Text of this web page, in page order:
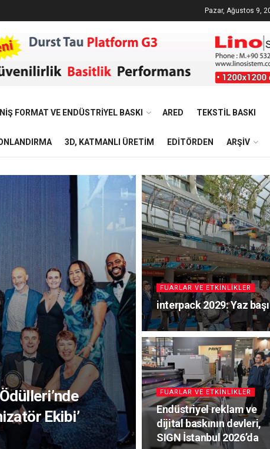
Pazar, Ağustos 9,
FORMAT VE ENDÜSTRIYEL BASKI ARED TEKSTIL BASKI
3D, KATMANLI ÜRETIM EDITÖRDEN ARŞIV
Ekibi’
FUARLAR VE ETKINLIKLER
interpack 2029: Yaz
FUARLAR VE ETKINLIKLER
Endüstriyel reklam ve
dijital baskının devleri,
SIGN İstanbul 2026’da